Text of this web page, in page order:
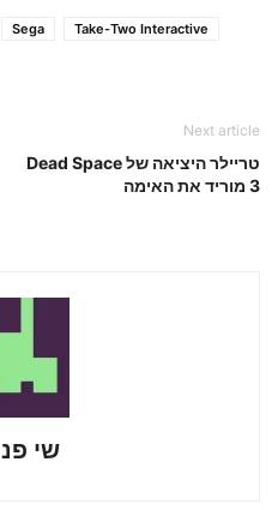
Sega
Take-Two Interactive
Next article
טריילר היציאה של Dead Space
3 מוריד את האימה
שי